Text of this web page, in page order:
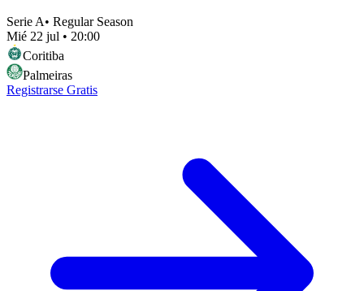
Serie A• Regular Season
Mié 22 jul • 20:00
Coritiba
Palmeiras
Registrarse Gratis